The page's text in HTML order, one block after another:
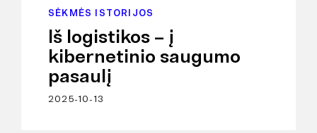
SĖKMĖS ISTORIJOS
Iš logistikos – į
kibernetinio saugumo
pasaulį
2025-10-13